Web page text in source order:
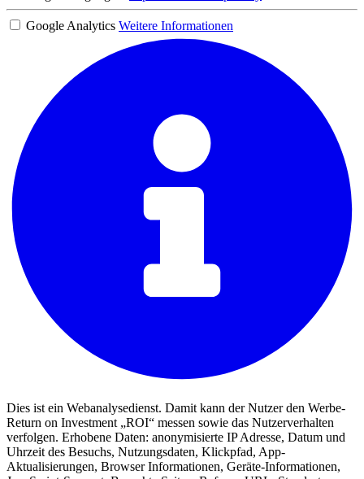
Google Analytics Weitere Informationen
Dies ist ein Webanalysedienst. Damit kann der Nutzer den Werbe-
Return on Investment „ROI“ messen sowie das Nutzerverhalten
verfolgen. Erhobene Daten: anonymisierte IP Adresse, Datum und
Uhrzeit des Besuchs, Nutzungsdaten, Klickpfad, App-
Aktualisierungen, Browser Informationen, Geräte-Informationen,